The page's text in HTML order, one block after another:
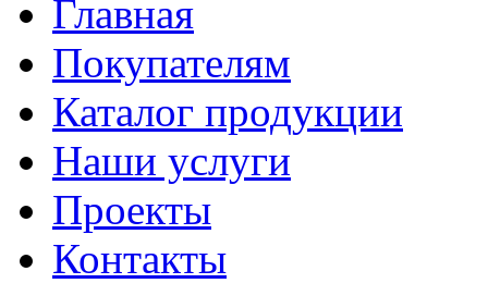
Главная
Покупателям
Каталог продукции
Наши услуги
Проекты
Контакты